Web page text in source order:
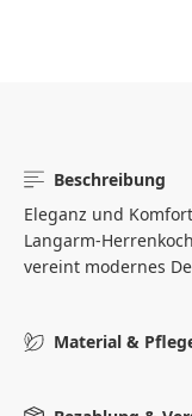
Beschreibung
Eleganz und
Langarm-
vereint modernes
Material &